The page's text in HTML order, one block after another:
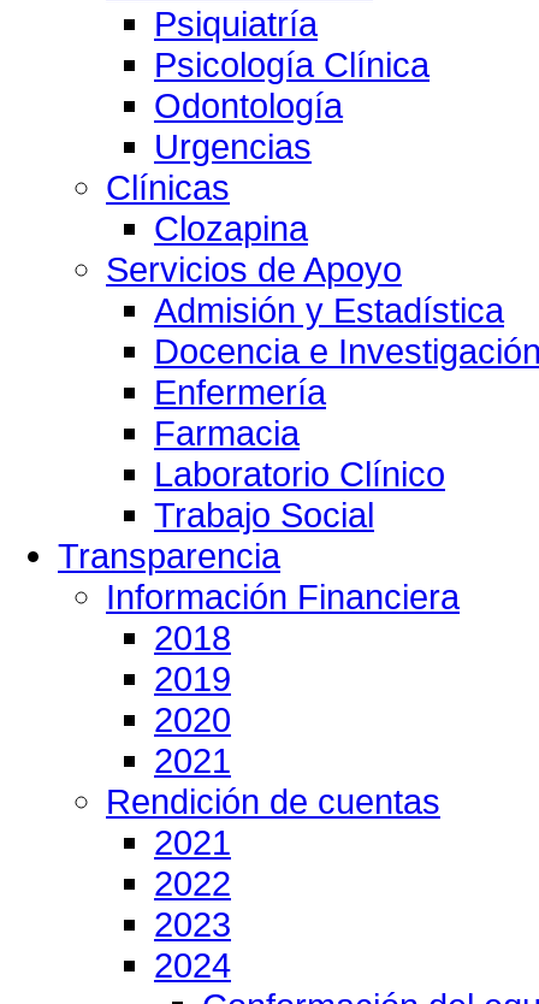
Psiquiatría
Psicología Clínica
Odontología
Urgencias
Clínicas
Clozapina
Servicios de Apoyo
Admisión y Estadística
Docencia e
Enfermería
Farmacia
Laboratorio Clínico
Trabajo Social
Transparencia
Información Financiera
2018
2019
2020
2021
Rendición de cuentas
2021
2022
2023
2024